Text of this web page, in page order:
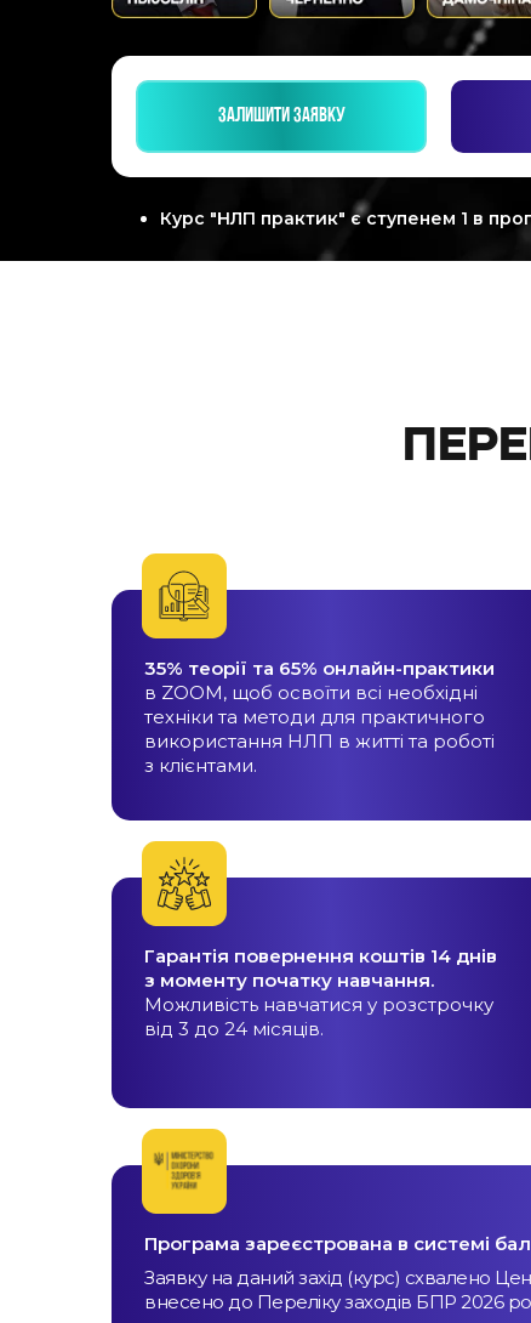
Курс "НЛП практик" є ступенем 1 в
ЗАЛИШИТИ ЗАЯВКУ
35% теорії та 65% онлайн-практики
в ZOOM, щоб освоїти всі необхідні
техніки та методи для практичного
використання НЛП в житті та роботі
з клієнтами.
Гарантія повернення коштів 14 днів
з моменту початку навчання.
Можливість навчатися у розстрочку
від 3 до 24 місяців.
Програма зареєстрована в системі
Заявку на даний захід (курс) схвалено
внесено до Переліку заходів БПР 2026